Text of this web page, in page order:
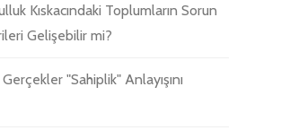
Kıskacındaki Toplumların Sorun
Gelişebilir mi?
"Sahiplik" Anlayışını